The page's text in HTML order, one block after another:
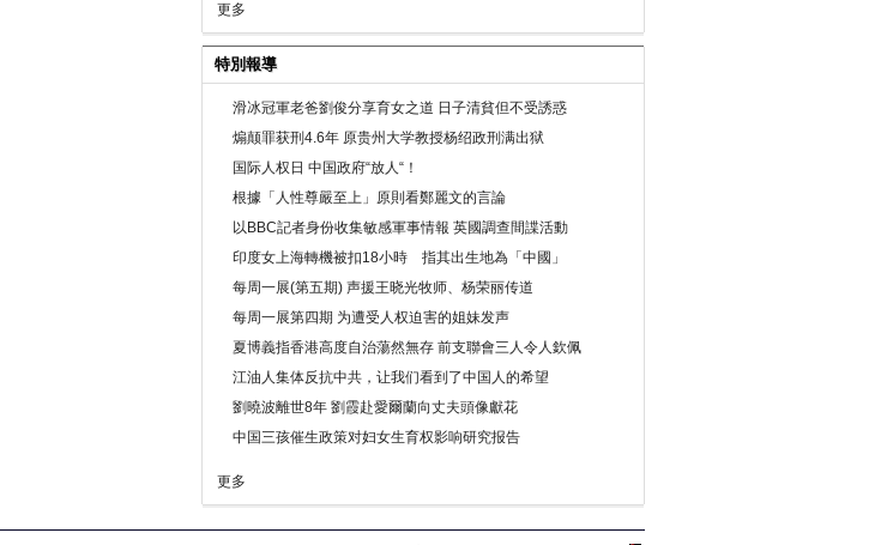
更多
特別報導
滑冰冠軍老爸劉俊分享育女之道 日子清貧但不受誘惑
煽颠罪获刑4.6年 原贵州大学教授杨绍政刑满出狱
国际人权日 中国政府“放人“！
根據「人性尊嚴至上」原則看鄭麗文的言論
以BBC記者身份收集敏感軍事情報 英國調查間諜活動
印度女上海轉機被扣18小時 指其出生地為「中國」
每周一展(第五期) 声援王晓光牧师、杨荣丽传道
每周一展第四期 为遭受人权迫害的姐妹发声
夏博義指香港高度自治蕩然無存 前支聯會三人令人欽佩
江油人集体反抗中共，让我们看到了中国人的希望
劉曉波離世8年 劉霞赴愛爾蘭向丈夫頭像獻花
中国三孩催生政策对妇女生育权影响研究报告
更多